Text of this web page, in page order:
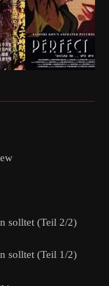
solltet (Teil 2/2)
solltet (Teil 1/2)